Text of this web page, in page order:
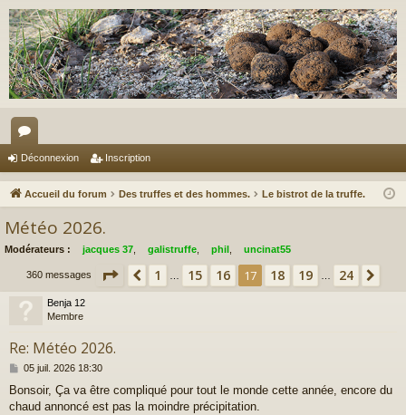
or
u
Déconnexion Inscription
Accueil du forum Des truffes et des hommes. Le bistrot de la truffe.
Météo 2026.
Modérateurs : jacques 37 galistruffe phil uncinat55
360 messages Page 17 sur24
Précédent
1 15 16 17 18 19 24
Benja 12
Membre
Re: Météo 2026.
M
s
s
05 juil. 2026 18:30
Bonsoir, Ça va être compliqué pour tout le monde cette année, encore du
chaud annoncé est pas la moindre précipitation.